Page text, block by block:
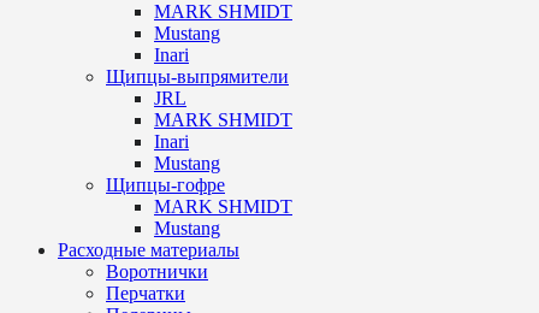
MARK SHMIDT
Mustang
Inari
Щипцы-выпрямители
JRL
MARK SHMIDT
Inari
Mustang
Щипцы-гофре
MARK SHMIDT
Mustang
Расходные материалы
Воротнички
Перчатки